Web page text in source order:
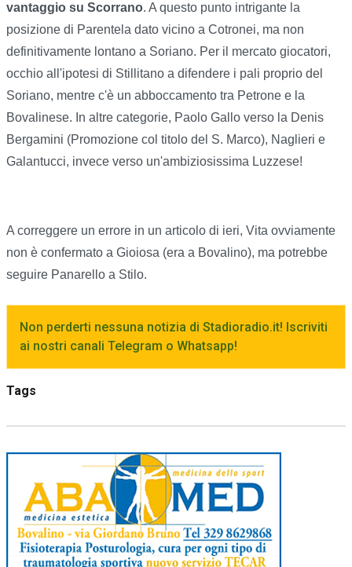
vantaggio su Scorrano. A questo punto intrigante la
posizione di Parentela dato vicino a Cotronei, ma non
definitivamente lontano a Soriano. Per il mercato giocatori,
occhio all'ipotesi di Stillitano a difendere i pali proprio del
Soriano, mentre c'è un abboccamento tra Petrone e la
Bovalinese. In altre categorie, Paolo Gallo verso la Denis
Bergamini (Promozione col titolo del S. Marco), Naglieri e
Galantucci, invece verso un'ambiziosissima Luzzese!
A correggere un errore in un articolo di ieri, Vita ovviamente
non è confermato a Gioiosa (era a Bovalino), ma potrebbe
seguire Panarello a Stilo.
Non perderti nessuna notizia di Stadioradio.it! Iscriviti
ai nostri canali Telegram o Whatsapp!
Tags